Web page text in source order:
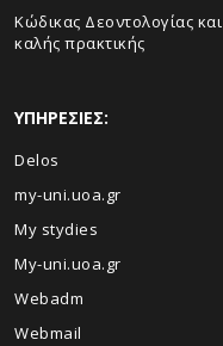
Κώδικας Δεοντολογίας και
καλής πρακτικής
ΥΠΗΡΕΣΙΕΣ:
Delos
my-uni.uoa.gr
My stydies
My-uni.uoa.gr
Webadm
Webmail